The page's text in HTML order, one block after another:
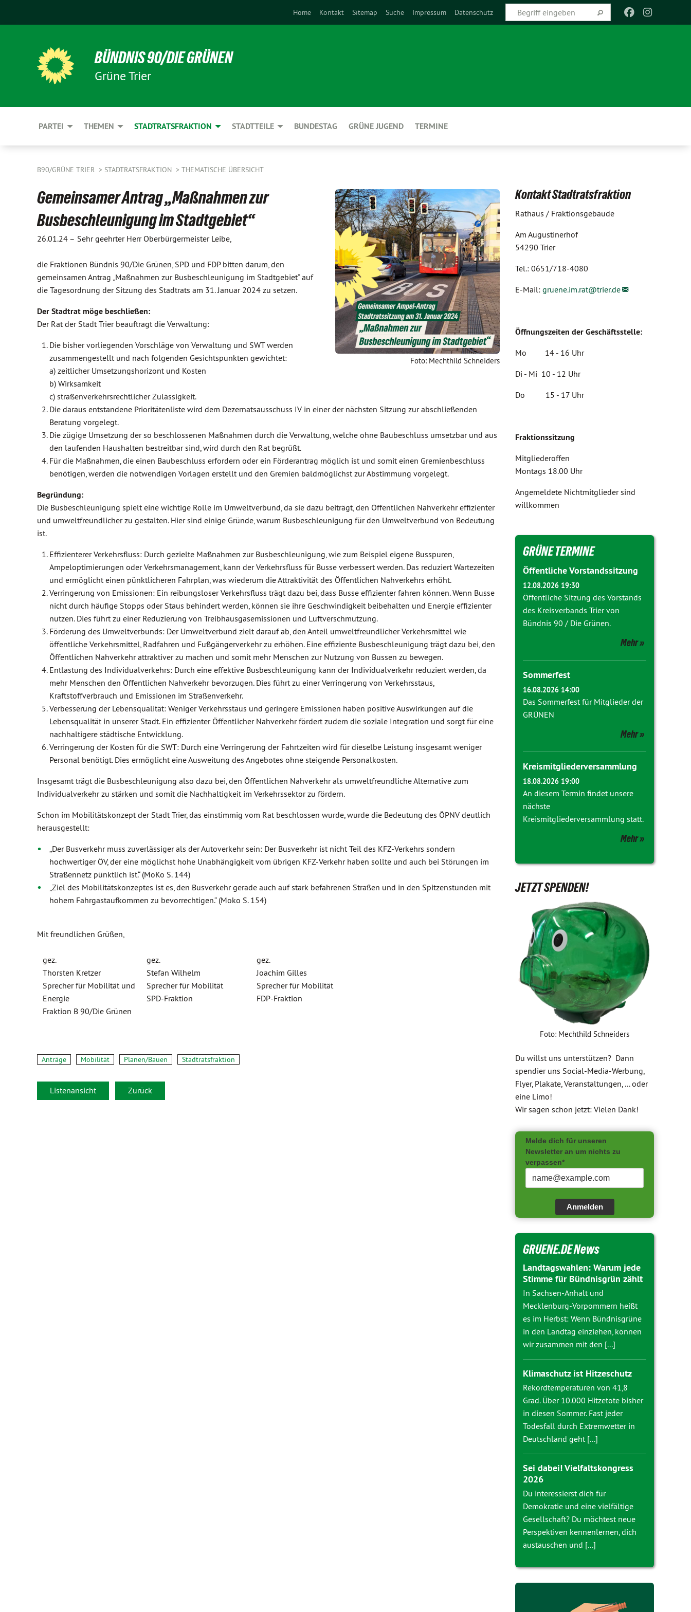
Home Kontakt Sitemap Suche Impressum Datenschutz
BÜNDNIS 90/DIE GRÜNEN
Grüne Trier
PARTEI THEMEN STADTRATSFRAKTION STADTTEILE BUNDESTAG GRÜNE JUGEND TERMINE
B90/GRÜNE TRIER STADTRATSFRAKTION THEMATISCHE ÜBERSICHT
Foto: Mechthild Schneiders
Gemeinsamer Antrag „Maßnahmen zur
Busbeschleunigung im Stadtgebiet“
26.01.24 – Sehr geehrter Herr Oberbürgermeister Leibe,
die Fraktionen Bündnis 90/Die Grünen, SPD und FDP bitten darum, den
gemeinsamen Antrag „Maßnahmen zur Busbeschleunigung im Stadtgebiet“ auf
die Tagesordnung der Sitzung des Stadtrats am 31. Januar 2024 zu setzen.
Der Stadtrat möge beschließen:
Der Rat der Stadt Trier beauftragt die Verwaltung:
Die bisher vorliegenden Vorschläge von Verwaltung und SWT werden
zusammengestellt und nach folgenden Gesichtspunkten gewichtet:
a) zeitlicher Umsetzungshorizont und Kosten
b) Wirksamkeit
c) straßenverkehrsrechtlicher Zulässigkeit.
Die daraus entstandene Prioritätenliste wird dem Dezernatsausschuss IV in einer der nächsten Sitzung zur abschließenden
Beratung vorgelegt.
Die zügige Umsetzung der so beschlossenen Maßnahmen durch die Verwaltung, welche ohne Baubeschluss umsetzbar und aus
den laufenden Haushalten bestreitbar sind, wird durch den Rat begrüßt.
Für die Maßnahmen, die einen Baubeschluss erfordern oder ein Förderantrag möglich ist und somit einen Gremienbeschluss
benötigen, werden die notwendigen Vorlagen erstellt und den Gremien baldmöglichst zur Abstimmung vorgelegt.
Begründung:
Die Busbeschleunigung spielt eine wichtige Rolle im Umweltverbund, da sie dazu beiträgt, den Öffentlichen Nahverkehr effizienter
und umweltfreundlicher zu gestalten. Hier sind einige Gründe, warum Busbeschleunigung für den Umweltverbund von Bedeutung
ist.
Effizienterer Verkehrsfluss: Durch gezielte Maßnahmen zur Busbeschleunigung, wie zum Beispiel eigene Busspuren,
Ampeloptimierungen oder Verkehrsmanagement, kann der Verkehrsfluss für Busse verbessert werden. Das reduziert Wartezeiten
und ermöglicht einen pünktlicheren Fahrplan, was wiederum die Attraktivität des Öffentlichen Nahverkehrs erhöht.
Verringerung von Emissionen: Ein reibungsloser Verkehrsfluss trägt dazu bei, dass Busse effizienter fahren können. Wenn Busse
nicht durch häufige Stopps oder Staus behindert werden, können sie ihre Geschwindigkeit beibehalten und Energie effizienter
nutzen. Dies führt zu einer Reduzierung von Treibhausgasemissionen und Luftverschmutzung.
Förderung des Umweltverbunds: Der Umweltverbund zielt darauf ab, den Anteil umweltfreundlicher Verkehrsmittel wie
öffentliche Verkehrsmittel, Radfahren und Fußgängerverkehr zu erhöhen. Eine effiziente Busbeschleunigung trägt dazu bei, den
Öffentlichen Nahverkehr attraktiver zu machen und somit mehr Menschen zur Nutzung von Bussen zu bewegen.
Entlastung des Individualverkehrs: Durch eine effektive Busbeschleunigung kann der Individualverkehr reduziert werden, da
mehr Menschen den Öffentlichen Nahverkehr bevorzugen. Dies führt zu einer Verringerung von Verkehrsstaus,
Kraftstoffverbrauch und Emissionen im Straßenverkehr.
Verbesserung der Lebensqualität: Weniger Verkehrsstaus und geringere Emissionen haben positive Auswirkungen auf die
Lebensqualität in unserer Stadt. Ein effizienter Öffentlicher Nahverkehr fördert zudem die soziale Integration und sorgt für eine
nachhaltigere städtische Entwicklung.
Verringerung der Kosten für die SWT: Durch eine Verringerung der Fahrtzeiten wird für dieselbe Leistung insgesamt weniger
Personal benötigt. Dies ermöglicht eine Ausweitung des Angebotes ohne steigende Personalkosten.
Insgesamt trägt die Busbeschleunigung also dazu bei, den Öffentlichen Nahverkehr als umweltfreundliche Alternative zum
Individualverkehr zu stärken und somit die Nachhaltigkeit im Verkehrssektor zu fördern.
Schon im Mobilitätskonzept der Stadt Trier, das einstimmig vom Rat beschlossen wurde, wurde die Bedeutung des ÖPNV deutlich
herausgestellt:
„Der Busverkehr muss zuverlässiger als der Autoverkehr sein: Der Busverkehr ist nicht Teil des KFZ-Verkehrs sondern
hochwertiger ÖV, der eine möglichst hohe Unabhängigkeit vom übrigen KFZ-Verkehr haben sollte und auch bei Störungen im
Straßennetz pünktlich ist.“ (MoKo S. 144)
„Ziel des Mobilitätskonzeptes ist es, den Busverkehr gerade auch auf stark befahrenen Straßen und in den Spitzenstunden mit
hohem Fahrgastaufkommen zu bevorrechtigen.“ (Moko S. 154)
Mit freundlichen Grüßen,
gez.
Thorsten Kretzer
Sprecher für Mobilität und
Energie
Fraktion B 90/Die Grünen
gez.
Stefan Wilhelm
Sprecher für Mobilität
SPD-Fraktion
gez.
Joachim Gilles
Sprecher für Mobilität
FDP-Fraktion
Anträge Mobilität Planen/Bauen Stadtratsfraktion
Listenansicht Zurück
Kontakt Stadtratsfraktion
Rathaus / Fraktionsgebäude
Am Augustinerhof
54290 Trier
Tel.: 0651/718-4080
E-Mail: gruene.im.rat@trier.de
Öffnungszeiten der Geschäftsstelle:
Mo 14 - 16 Uhr
Di - Mi 10 - 12 Uhr
Do 15 - 17 Uhr
Fraktionssitzung
Mitgliederoffen
Montags 18.00 Uhr
Angemeldete Nichtmitglieder sind
willkommen
GRÜNE TERMINE
Öffentliche Vorstandssitzung
12.08.2026 19:30
Öffentliche Sitzung des Vorstands
des Kreisverbands Trier von
Bündnis 90 / Die Grünen.
Mehr
Sommerfest
16.08.2026 14:00
Das Sommerfest für Mitglieder der
GRÜNEN
Mehr
Kreismitgliederversammlung
18.08.2026 19:00
An diesem Termin findet unsere
nächste
Kreismitgliederversammlung statt.
Mehr
JETZT SPENDEN!
Foto: Mechthild Schneiders
Du willst uns unterstützen? Dann
spendier uns Social-Media-Werbung,
Flyer, Plakate, Veranstaltungen, ... oder
eine Limo!
Wir sagen schon jetzt: Vielen Dank!
Melde dich für unseren
Newsletter an um nichts zu
verpassen*
Anmelden
GRUENE.DE News
Landtagswahlen: Warum jede
Stimme für Bündnisgrün zählt
In Sachsen-Anhalt und
Mecklenburg-Vorpommern heißt
es im Herbst: Wenn Bündnisgrüne
in den Landtag einziehen, können
wir zusammen mit den [...]
Klimaschutz ist Hitzeschutz
Rekordtemperaturen von 41,8
Grad. Über 10.000 Hitzetote bisher
in diesen Sommer. Fast jeder
Todesfall durch Extremwetter in
Deutschland geht [...]
Sei dabei! Vielfaltskongress
2026
Du interessierst dich für
Demokratie und eine vielfältige
Gesellschaft? Du möchtest neue
Perspektiven kennenlernen, dich
austauschen und [...]